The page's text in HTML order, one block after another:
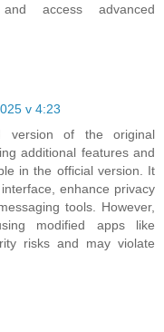
access advanced
v 4:23
of the original
additional features and
in the official version. It
enhance privacy
tools. However,
modified apps like
risks and may violate